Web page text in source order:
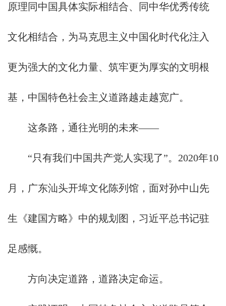
原理同中国具体实际相结合、同中华优秀传统
文化相结合，为马克思主义中国化时代化注入
更为强大的文化力量、筑牢更为厚实的文明根
基，中国特色社会主义道路越走越宽广。
这条路，通往光明的未来——
“只有我们中国共产党人实现了”。2020年10
月，广东汕头开埠文化陈列馆，面对孙中山先
生《建国方略》中的规划图，习近平总书记驻
足感慨。
方向决定道路，道路决定命运。